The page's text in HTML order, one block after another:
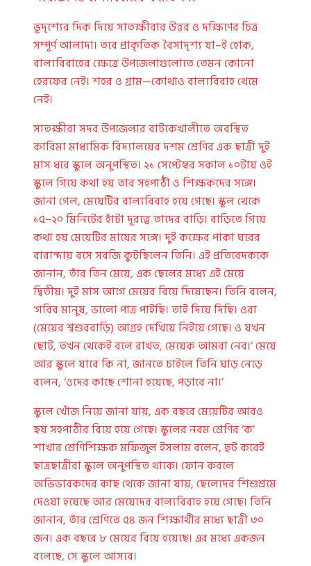
ভূদৃশ্যের দিক দিয়ে সাতক্ষীরার উত্তর ও দক্ষিণের চিত্র
সম্পূর্ণ আলাদা। তবে প্রাকৃতিক বৈসাদৃশ্য যা–ই হোক,
বাল্যবিবাহের ক্ষেত্রে উপজেলাগুলোতে তেমন কোনো
হেরফের নেই। শহর ও গ্রাম—কোথাও বাল্যবিবাহ থেমে
নেই।
সাতক্ষীরা সদর উপজেলার বাটকেখালীতে অবস্থিত
কারিমা মাধ্যমিক বিদ্যালয়ের দশম শ্রেণির এক ছাত্রী দুই
মাস ধরে স্কুলে অনুপস্থিত। ২১ সেপ্টেম্বর সকাল ১০টায় ওই
স্কুলে গিয়ে কথা হয় তার সহপাঠী ও শিক্ষকদের সঙ্গে।
জানা গেল, মেয়েটির বাল্যবিবাহ হয়ে গেছে। স্কুল থেকে
১৫–২০ মিনিটের হাঁটা দূরত্বে তাদের বাড়ি। বাড়িতে গিয়ে
কথা হয় মেয়েটির মায়ের সঙ্গে। দুই কক্ষের পাকা ঘরের
বারান্দায় বসে সবজি কুটছিলেন তিনি। এই প্রতিবেদককে
জানান, তাঁর তিন মেয়ে, এক ছেলের মধ্যে এই মেয়ে
দ্বিতীয়। দুই মাস আগে মেয়ের বিয়ে দিয়েছেন। তিনি বলেন,
‘গরিব মানুষ, ভালো পাত্র পাইছি। তাই দিয়ে দিছি। ওরা
(মেয়ের শ্বশুরবাড়ি) আগ্রহ দেখিয়ে নিইয়ে গেছে। ও যখন
ছোট, তখন থেকেই বলে রাখত, মেয়েক আমরা নেব।’ মেয়ে
আর স্কুলে যাবে কি না, জানতে চাইলে তিনি ঘাড় নেড়ে
বলেন, ‘ওদের কাছে শোনা হয়েছে, পড়াবে না।’
স্কুলে খোঁজ নিয়ে জানা যায়, এক বছরে মেয়েটির আরও
ছয় সহপাঠীর বিয়ে হয়ে গেছে। স্কুলের নবম শ্রেণির ‘ক’
শাখার শ্রেণিশিক্ষক মফিজুল ইসলাম বলেন, হুট করেই
ছাত্রছাত্রীরা স্কুলে অনুপস্থিত থাকে। ফোন করলে
অভিভাবকদের কাছ থেকে জানা যায়, ছেলেদের শিশুশ্রমে
দেওয়া হয়েছে আর মেয়েদের বাল্যবিবাহ হয়ে গেছে। তিনি
জানান, তাঁর শ্রেণিতে ৫৪ জন শিক্ষার্থীর মধ্যে ছাত্রী ৩০
জন। এক বছরে ৮ মেয়ের বিয়ে হয়েছে। এর মধ্যে একজন
বলেছে, সে স্কুলে আসবে।